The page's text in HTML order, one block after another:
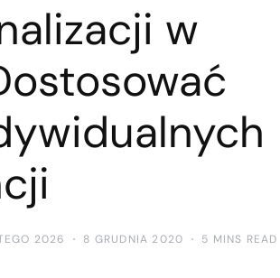
w
2026 8 GRUDNIA 2020 5 MINS READ